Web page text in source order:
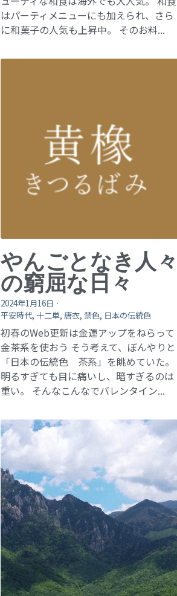
はパーティメニューにも加えられ、さら
に和菓子の人気も上昇中。 そのお料...
やんごとなき人々
の窮屈な日々
2024年1月16日 ·
平安時代, 十二単, 唐衣, 禁色, 日本の伝統色
初春のWeb更新は金運アップをねらって
金茶系を使おう そう考えて、ぼんやりと
「日本の伝統色 茶系」を眺めていた。
明るすぎても目に痛いし、暗すぎるのは
重い。 そんなこんなでバレンタイン...